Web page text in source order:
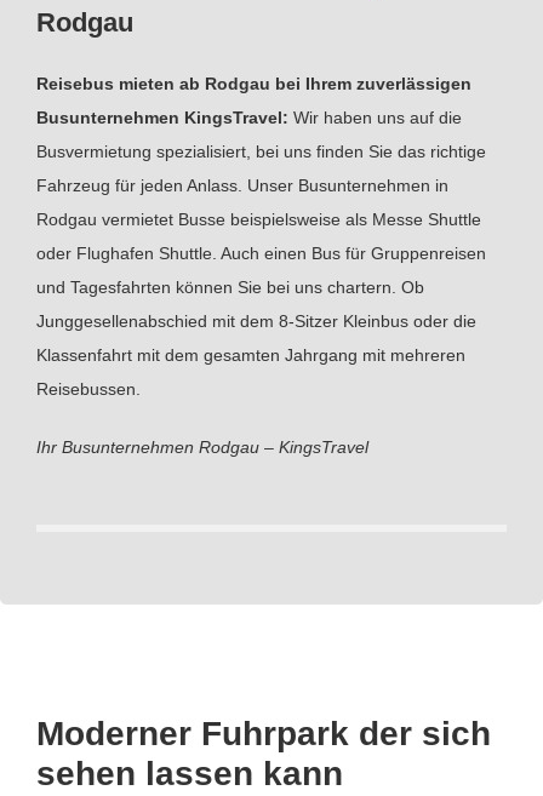
Rodgau
Reisebus mieten ab Rodgau bei Ihrem zuverlässigen
Busunternehmen KingsTravel: Wir haben uns auf die
Busvermietung spezialisiert, bei uns finden Sie das richtige
Fahrzeug für jeden Anlass. Unser Busunternehmen in
Rodgau vermietet Busse beispielsweise als Messe Shuttle
oder Flughafen Shuttle. Auch einen Bus für Gruppenreisen
und Tagesfahrten können Sie bei uns chartern. Ob
Junggesellenabschied mit dem 8-Sitzer Kleinbus oder die
Klassenfahrt mit dem gesamten Jahrgang mit mehreren
Reisebussen.
Ihr Busunternehmen Rodgau – KingsTravel
Moderner Fuhrpark der sich
sehen lassen kann